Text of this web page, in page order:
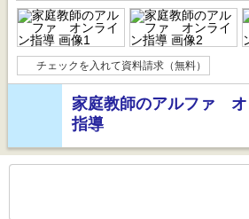
チェックを入れて資料請求（無料）
家庭教師のアルファ オ
指導